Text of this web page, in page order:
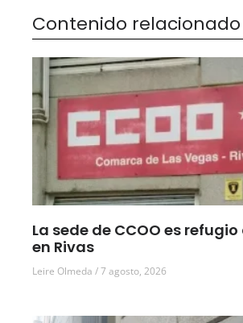
Contenido relacionado
La sede de CCOO es
en Rivas
Leire Olmeda 7 agosto, 2026